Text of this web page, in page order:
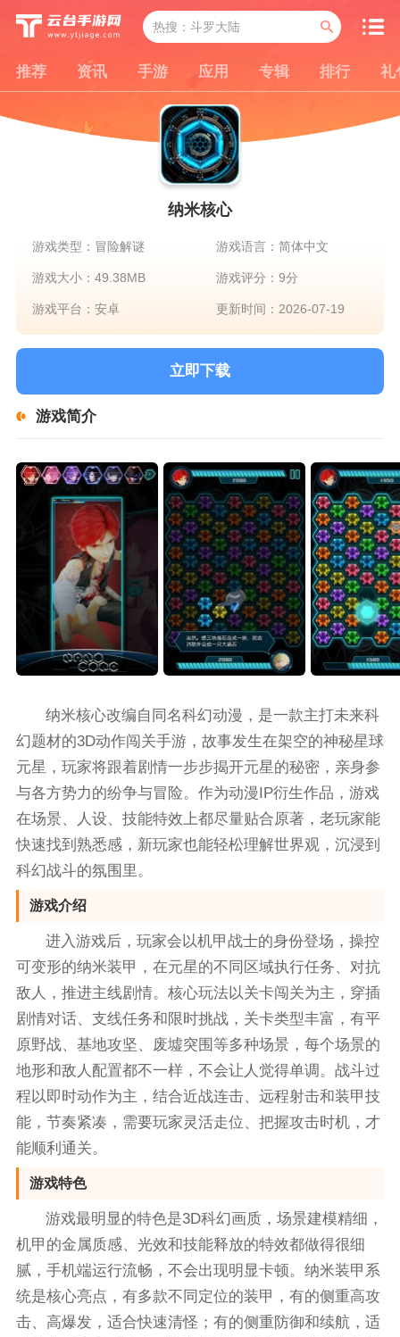
推荐 资讯 手游 应用 专辑 排行 礼
纳米核心
游戏类型：冒险解谜 游戏语言：简体中文
游戏大小：49.38MB 游戏评分：9分
游戏平台：安卓 更新时间：2026-07-19
立即下载
游戏简介
纳米核心改编自同名科幻动漫，是一款主打未来科
幻题材的3D动作闯关手游，故事发生在架空的神秘星球
元星，玩家将跟着剧情一步步揭开元星的秘密，亲身参
与各方势力的纷争与冒险。作为动漫IP衍生作品，游戏
在场景、人设、技能特效上都尽量贴合原著，老玩家能
快速找到熟悉感，新玩家也能轻松理解世界观，沉浸到
科幻战斗的氛围里。
游戏介绍
进入游戏后，玩家会以机甲战士的身份登场，操控
可变形的纳米装甲，在元星的不同区域执行任务、对抗
敌人，推进主线剧情。核心玩法以关卡闯关为主，穿插
剧情对话、支线任务和限时挑战，关卡类型丰富，有平
原野战、基地攻坚、废墟突围等多种场景，每个场景的
地形和敌人配置都不一样，不会让人觉得单调。战斗过
程以即时动作为主，结合近战连击、远程射击和装甲技
能，节奏紧凑，需要玩家灵活走位、把握攻击时机，才
能顺利通关。
游戏特色
游戏最明显的特色是3D科幻画质，场景建模精细，
机甲的金属质感、光效和技能释放的特效都做得很细
腻，手机端运行流畅，不会出现明显卡顿。纳米装甲系
统是核心亮点，有多款不同定位的装甲，有的侧重高攻
击、高爆发，适合快速清怪；有的侧重防御和续航，适